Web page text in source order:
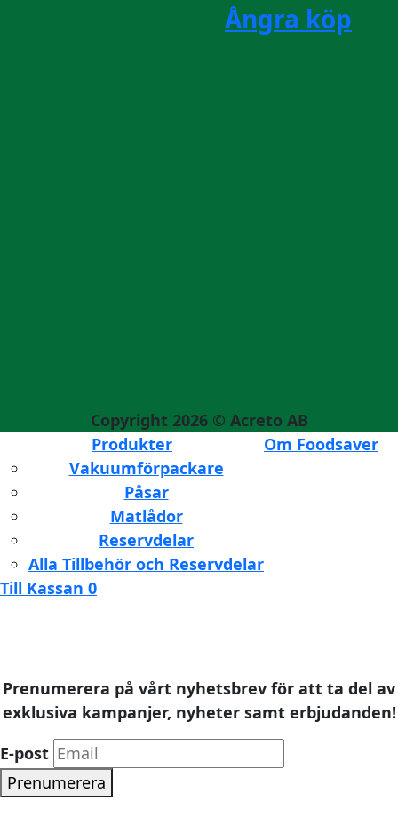
Ångra köp
Copyright 2026 © Acreto AB
Produkter
Vakuumförpackare
Påsar
Matlådor
Reservdelar
Alla Tillbehör och Reservdelar
Om Foodsaver
Till Kassan 0
Prenumerera på vårt nyhetsbrev för att ta del av
exklusiva kampanjer, nyheter samt erbjudanden!
E-post
Prenumerera